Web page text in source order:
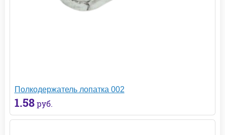
Полкодержатель лопатка 002
1.58 руб.